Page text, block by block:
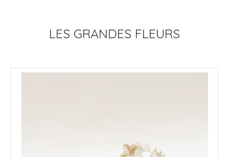
Nouveautés
Les Ateliers
LES GRANDES FLEURS